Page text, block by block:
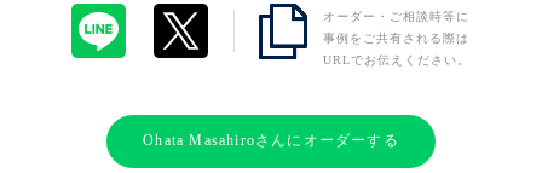
オーダー・ご相談時等に
事例をご共有される際は
URLでお伝えください。
Ohata Masahiroさんにオーダーする